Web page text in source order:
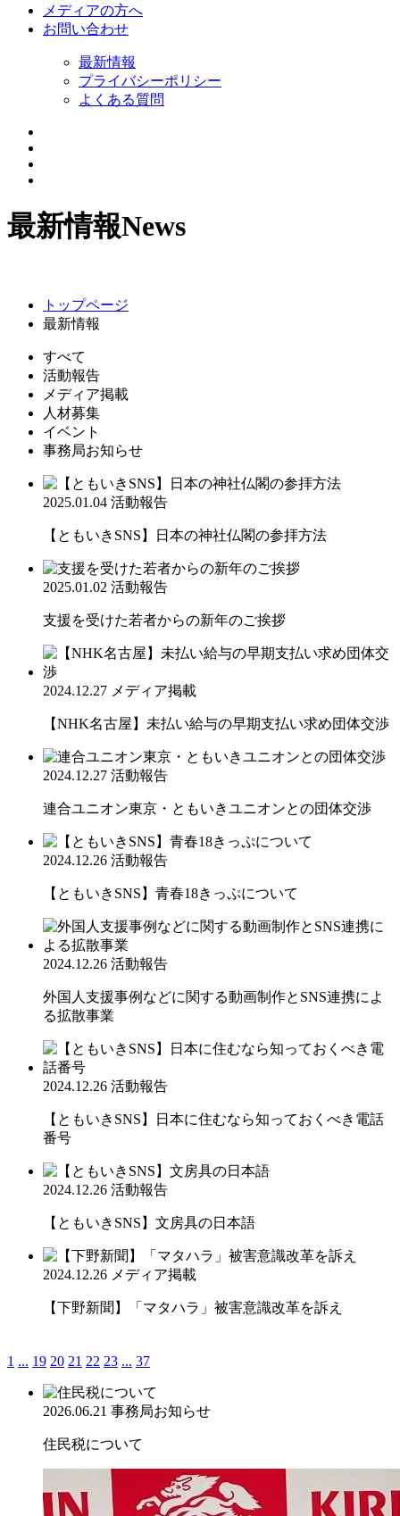
メディアの方へ
お問い合わせ
最新情報
プライバシーポリシー
よくある質問
最新情報News
トップページ
最新情報
すべて
活動報告
メディア掲載
人材募集
イベント
事務局お知らせ
2025.01.04 活動報告
【ともいきSNS】日本の神社仏閣の参拝方法
2025.01.02 活動報告
支援を受けた若者からの新年のご挨拶
2024.12.27 メディア掲載
【NHK名古屋】未払い給与の早期支払い求め団体交渉
2024.12.27 活動報告
連合ユニオン東京・ともいきユニオンとの団体交渉
2024.12.26 活動報告
【ともいきSNS】青春18きっぷについて
2024.12.26 活動報告
外国人支援事例などに関する動画制作とSNS連携によ
る拡散事業
2024.12.26 活動報告
【ともいきSNS】日本に住むなら知っておくべき電話
番号
2024.12.26 活動報告
【ともいきSNS】文房具の日本語
2024.12.26 メディア掲載
【下野新聞】「マタハラ」被害意識改革を訴え
1 ... 19 20 21 22 23 ... 37
2026.06.21 事務局お知らせ
住民税について